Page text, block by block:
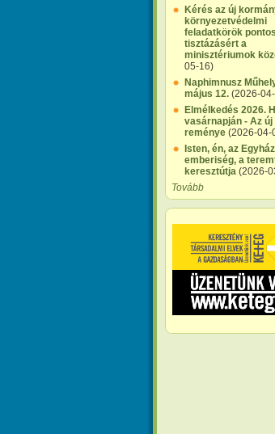
Kérés az új
környezetvédelmi
feladatkörök
tisztázásért a
minisztériumok
05-16)
Naphimnusz
május 12. (2026-
Elmélkedés 2026.
vasárnapján - Az
reménye (2026-04-
Isten, én, az
emberiség, a
keresztútja (2026-
Tovább